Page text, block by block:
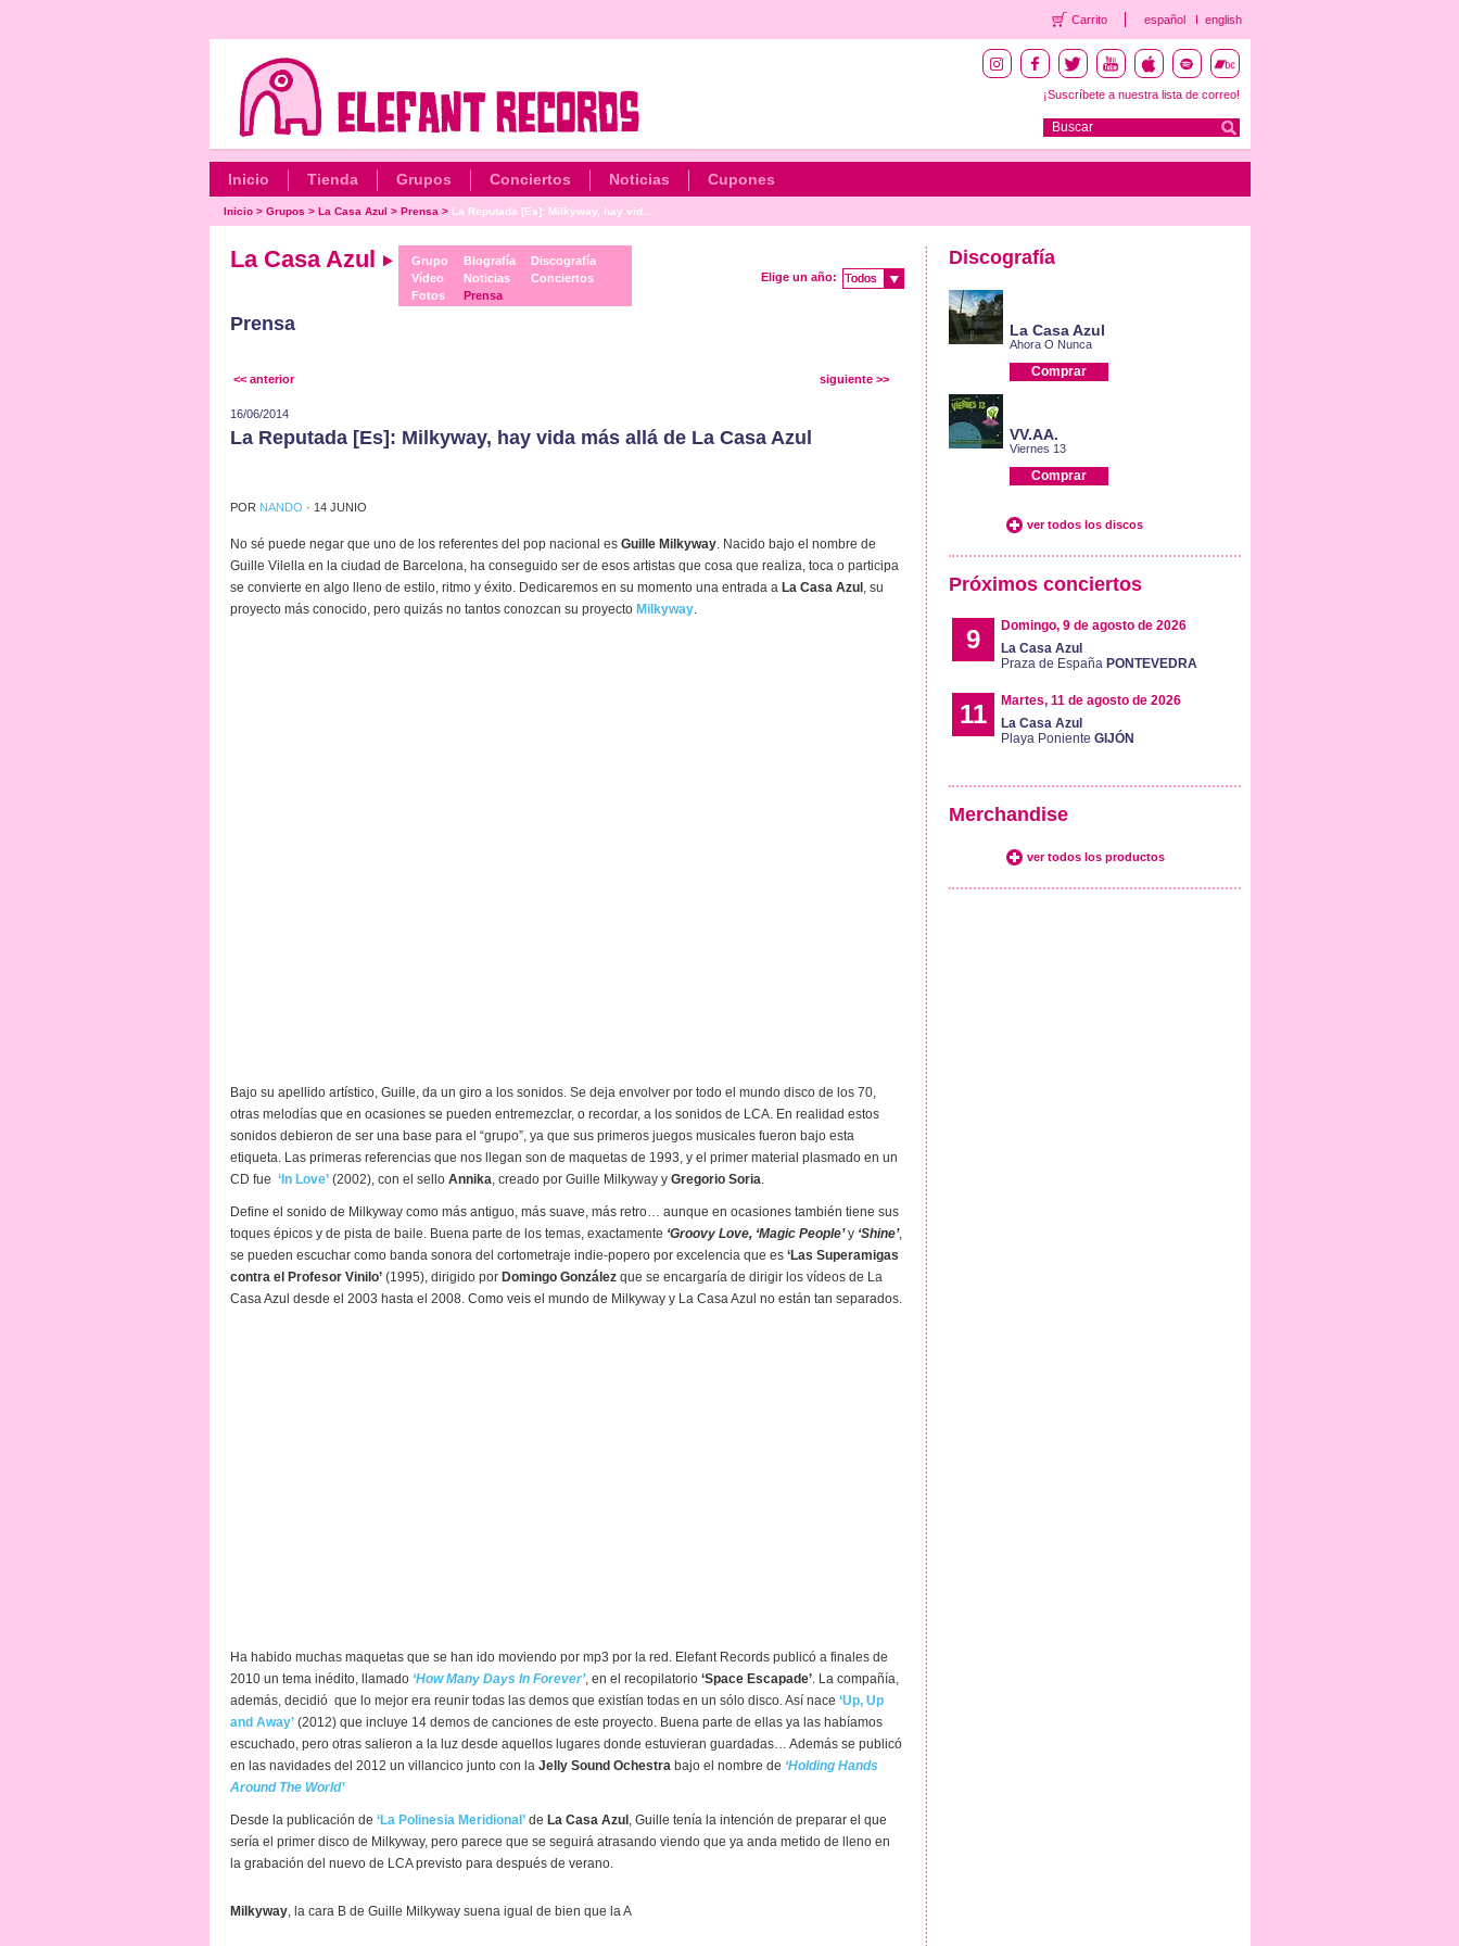
Carrito español english
¡Suscríbete a nuestra lista de correo!
Inicio Tienda Grupos Conciertos Noticias Cupones
Inicio> Grupos > La Casa Azul > Prensa > La Reputada [Es]: Milkyway, hay vid...
La Casa Azul
Grupo
Vídeo
Fotos
Biografía
Noticias
Prensa
Discografía
Conciertos
Elige un año: Todos
Todos
Prensa
<< anterior siguiente >>
16/06/2014
La Reputada [Es]: Milkyway, hay vida más allá de La Casa Azul
POR NANDO · 14 JUNIO
No sé puede negar que uno de los referentes del pop nacional es Guille Milkyway. Nacido bajo el nombre de
Guille Vilella en la ciudad de Barcelona, ha conseguido ser de esos artistas que cosa que realiza, toca o participa
se convierte en algo lleno de estilo, ritmo y éxito. Dedicaremos en su momento una entrada a La Casa Azul , su
proyecto más conocido, pero quizás no tantos conozcan su proyecto Milkyway.
Bajo su apellido artístico, Guille, da un giro a los sonidos. Se deja envolver por todo el mundo disco de los 70,
otras melodías que en ocasiones se pueden entremezclar, o recordar, a los sonidos de LCA. En realidad estos
sonidos debieron de ser una base para el “grupo”, ya que sus primeros juegos musicales fueron bajo esta
etiqueta. Las primeras referencias que nos llegan son de maquetas de 1993, y el primer material plasmado en un
CD fue ‘In Love’(2002), con el sello Annika, creado por Guille Milkyway y Gregorio Soria.
Define el sonido de Milkyway como más antiguo, más suave, más retro… aunque en ocasiones también tiene sus
toques épicos y de pista de baile. Buena parte de los temas, exactamente ‘Groovy Love, ‘Magic People’ y ‘Shine’,
se pueden escuchar como banda sonora del cortometraje indie-popero por excelencia que es‘Las Superamigas
contra el Profesor Vinilo’(1995), dirigido por Domingo Gonzálezque se encargaría de dirigir los vídeos de La
Casa Azul desde el 2003 hasta el 2008. Como veis el mundo de Milkyway y La Casa Azul no están tan separados.
Ha habido muchas maquetas que se han ido moviendo por mp3 por la red. Elefant Records publicó a finales de
2010 un tema inédito, llamado‘How Many Days In Forever’, en el recopilatorio ‘Space Escapade’. La compañía,
además, decidió que lo mejor era reunir todas las demos que existían todas en un sólo disco. Así nace ‘Up, Up
and Away’ (2012) que incluye 14 demos de canciones de este proyecto. Buena parte de ellas ya las habíamos
escuchado, pero otras salieron a la luz desde aquellos lugares donde estuvieran guardadas… Además se publicó
en las navidades del 2012 un villancico junto con la Jelly Sound Ochestra bajo el nombre de ‘Holding Hands
Around The World’
Desde la publicación de ‘La Polinesia Meridional’de La Casa Azul , Guille tenía la intención de preparar el que
sería el primer disco de Milkyway, pero parece que se seguirá atrasando viendo que ya anda metido de lleno en
la grabación del nuevo de LCA previsto para después de verano.
Milkyway, la cara B de Guille Milkyway suena igual de bien que la A
Discografía
La Casa Azul
Ahora O Nunca
Comprar
VV.AA.
Viernes 13
Comprar
ver todos los discos
Próximos conciertos
9
Domingo, 9 de agosto de 2026
La Casa Azul
Praza de España PONTEVEDRA
11
Martes, 11 de agosto de 2026
La Casa Azul
Playa Poniente GIJÓN
Merchandise
ver todos los productos